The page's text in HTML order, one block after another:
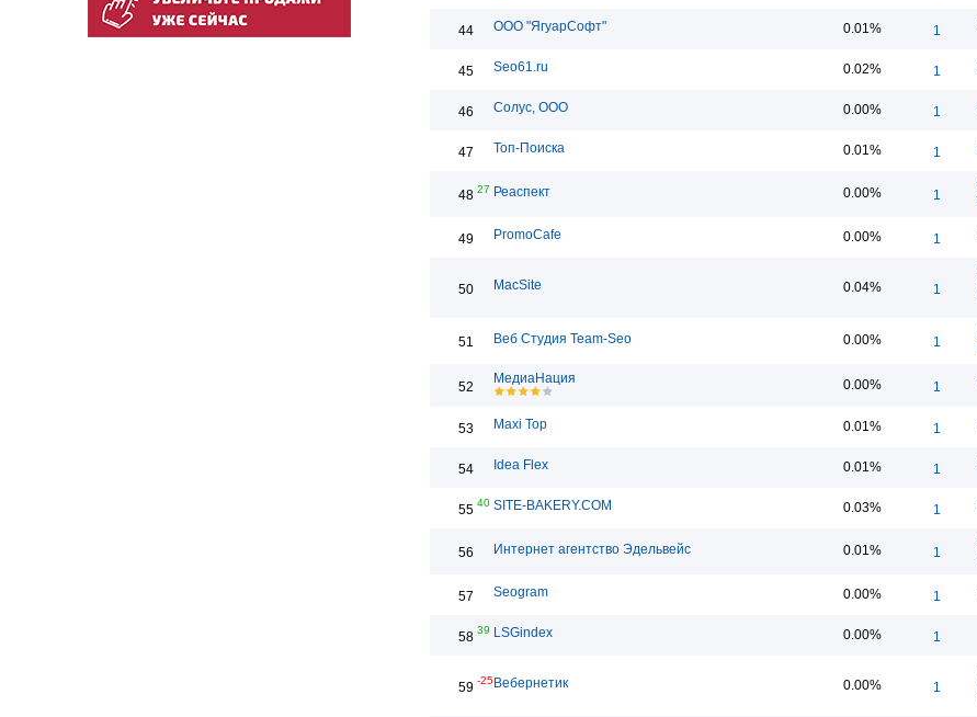
44 ООО "ЯгуарСофт" 0.01% 1
45 Seo61.ru 0.02% 1
46 Солус, ООО 0.00% 1
47 Топ-Поиска 0.01% 1
48 27 Реаспект 0.00% 1
49 PromoCafe 0.00% 1
50 MacSite 0.04% 1
51 Веб Студия Team-Seo 0.00% 1
52
МедиаНация 0.00% 1
53 Maxi Top 0.01% 1
54 Idea Flex 0.01% 1
55 40 SITE-BAKERY.COM 0.03% 1
56 Интернет агентство Эдельвейс 0.01% 1
57 Seogram 0.00% 1
58 39 LSGindex 0.00% 1
59 -25Вебернетик 0.00% 1